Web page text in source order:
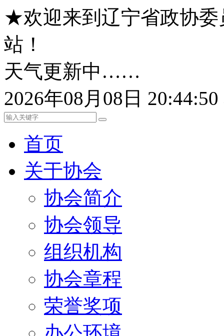
★欢迎来到辽宁省政协委
站！
天气更新中……
2026年08月08日
首页
关于协会
协会简介
协会领导
组织机构
协会章程
荣誉奖项